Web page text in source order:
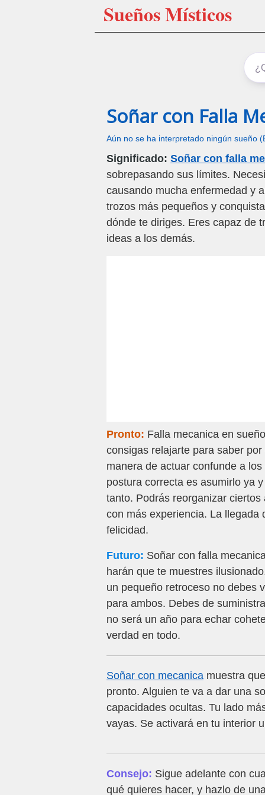
Sueños Místicos
Soñar con Falla
Aún no se ha interpretado ningún sueño
Significado: Soñar con falla
sobrepasando sus límites.
causando mucha enfermedad y
trozos más pequeños y
dónde te diriges. Eres capaz de
ideas a los demás.
Pronto: Falla mecanica en
consigas relajarte para saber
manera de actuar confunde a
postura correcta es asumirlo ya
tanto. Podrás reorganizar
con más experiencia. La llegada
felicidad.
Futuro: Soñar con falla
harán que te muestres
un pequeño retroceso no debes
para ambos. Debes de
no será un año para echar
verdad en todo.
Soñar con mecanica muestra
pronto. Alguien te va a dar una
capacidades ocultas. Tu lado
vayas. Se activará en tu interior
Consejo: Sigue adelante con
qué quieres hacer, y hazlo de